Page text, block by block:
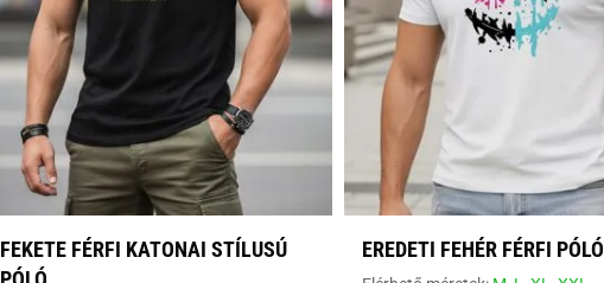
FEKETE FÉRFI KATONAI STÍLUSÚ
EREDETI FEHÉR FÉRFI PÓLÓ